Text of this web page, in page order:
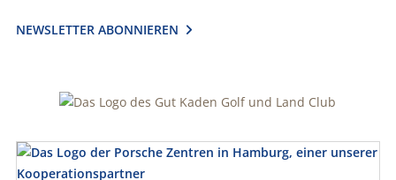
NEWSLETTER ABONNIEREN 